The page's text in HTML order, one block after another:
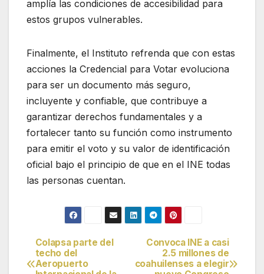
amplía las condiciones de accesibilidad para
estos grupos vulnerables.
Finalmente, el Instituto refrenda que con estas
acciones la Credencial para Votar evoluciona
para ser un documento más seguro,
incluyente y confiable, que contribuye a
garantizar derechos fundamentales y a
fortalecer tanto su función como instrumento
para emitir el voto y su valor de identificación
oficial bajo el principio de que en el INE todas
las personas cuentan.
Navegación
Convoca INE a casi
2.5 millones de
coahuilenses a elegir
Colapsa parte del
techo del
Aeropuerto